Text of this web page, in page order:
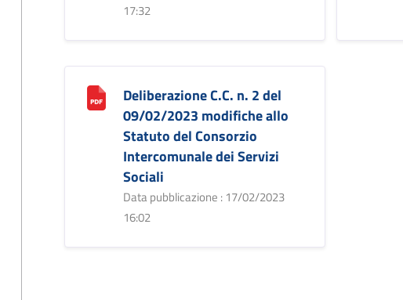
17:32
Deliberazione C.C. n. 2 del
09/02/2023 modifiche allo
Statuto del Consorzio
Intercomunale dei Servizi
Sociali
Data pubblicazione : 17/02/2023
16:02